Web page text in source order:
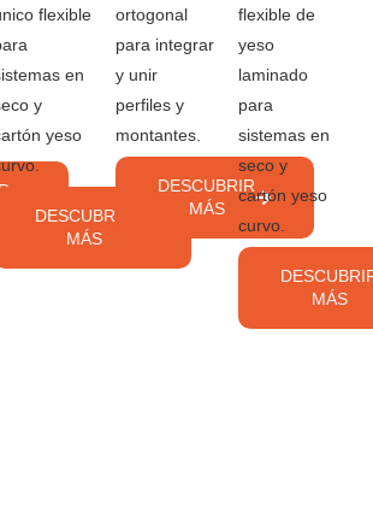
flexible
en
y
yeso
DESCUBRIR
MÁS
ortogonal
para integrar
y unir
perfiles y
montantes.
DESCUBRIR
MÁS
flexible de
yeso
laminado
para
sistemas en
seco y
cartón yeso
curvo.
MÁS